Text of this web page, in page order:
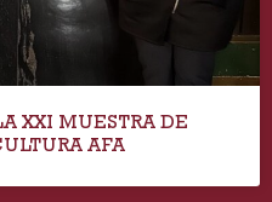
XXI MUESTRA DE
AFA